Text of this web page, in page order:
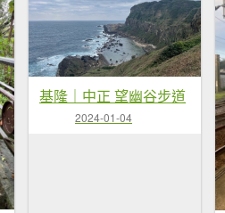
基隆｜中正 望幽谷步道
2024-01-04